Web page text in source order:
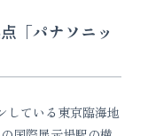
「パナソニッ
している東京臨海地